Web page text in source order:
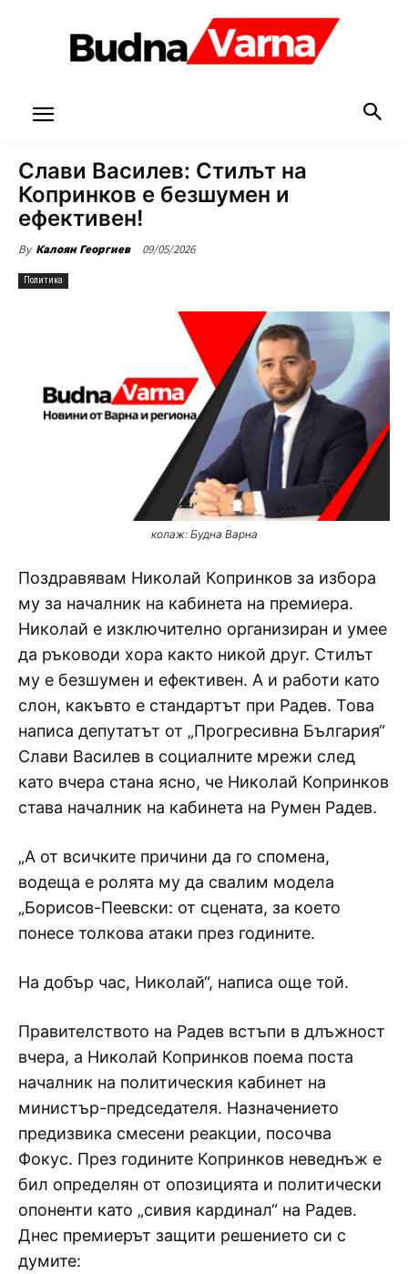
Слави Василев: Стилът на
Копринков е безшумен и
ефективен!
By Калоян Георгиев 09/05/2026
Политика
колаж: Будна Варна
Поздравявам Николай Копринков за избора
му за началник на кабинета на премиера.
Николай е изключително организиран и умее
да ръководи хора както никой друг. Стилът
му е безшумен и ефективен. А и работи като
слон, какъвто е стандартът при Радев. Това
написа депутатът от „Прогресивна България“
Слави Василев в социалните мрежи след
като вчера стана ясно, че Николай Копринков
става началник на кабинета на Румен Радев.
„А от всичките причини да го спомена,
водеща е ролята му да свалим модела
„Борисов-Пеевски: от сцената, за което
понесе толкова атаки през годините.
На добър час, Николай“, написа още той.
Правителството на Радев встъпи в длъжност
вчера, а Николай Копринков поема поста
началник на политическия кабинет на
министър-председателя. Назначението
предизвика смесени реакции, посочва
Фокус. През годините Копринков неведнъж е
бил определян от опозицията и политически
опоненти като „сивия кардинал“ на Радев.
Днес премиерът защити решението си с
думите: